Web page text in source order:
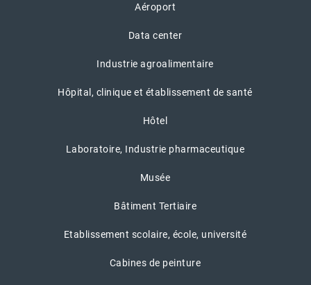
Aéroport
Data center
Industrie agroalimentaire
Hôpital, clinique et établissement de santé
Hôtel
Laboratoire, Industrie pharmaceutique
Musée
Bâtiment Tertiaire
Etablissement scolaire, école, université
Cabines de peinture